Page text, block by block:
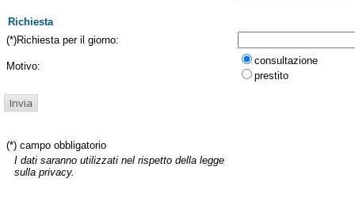
Richiesta
(*)Richiesta per il giorno:
Motivo:
consultazione
prestito
(*) campo obbligatorio
I dati saranno utilizzati nel rispetto della legge
sulla privacy.